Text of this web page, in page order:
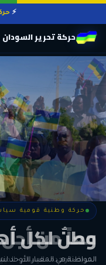
حركة تحرير السودان
حركة وطنية قومية
وطنٌ لكل
المواطنة هي المعيار الأوحد
حركة وطنية قومية
معاً من أجل
الحرية • الوحدة • السلام •